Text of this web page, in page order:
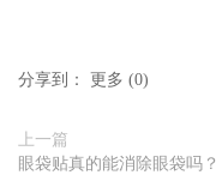
分享到： 更多 (0)
上一篇
眼袋贴真的能消除眼袋吗？